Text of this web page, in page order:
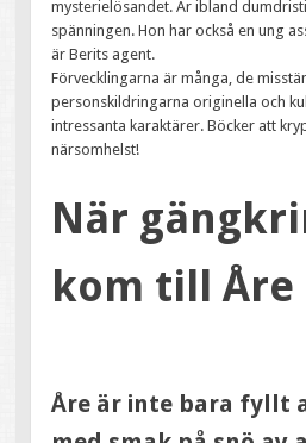
mysterielösandet. Är ibland
spänningen. Hon har också en ung
är Berits agent.
Förvecklingarna är många, de
personskildringarna originella och
intressanta karaktärer. Böcker att
närsomhelst!
När
kom till Åre
Åre är inte bara fyllt